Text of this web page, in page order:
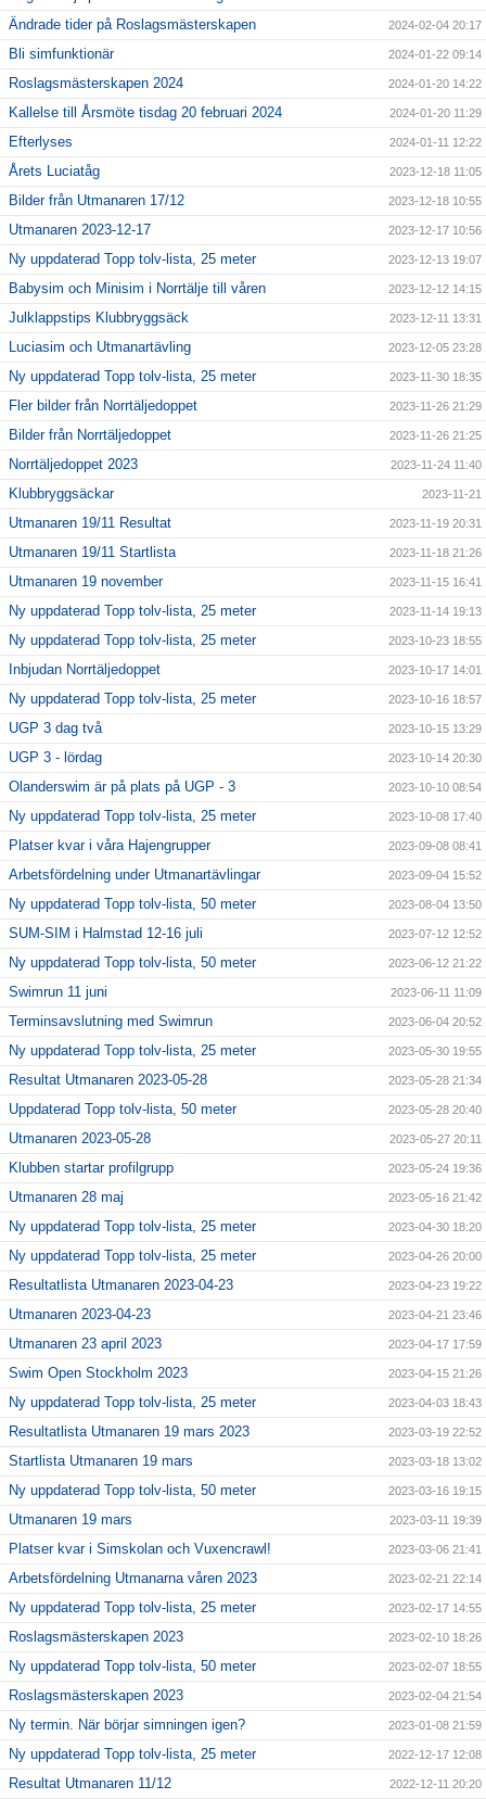
Ändrade tider på Roslagsmästerskapen 2024-02-04 20:17
Bli simfunktionär 2024-01-22 09:14
Roslagsmästerskapen 2024 2024-01-20 14:22
Kallelse till Årsmöte tisdag 20 februari 2024 2024-01-20 11:29
Efterlyses 2024-01-11 12:22
Årets Luciatåg 2023-12-18 11:05
Bilder från Utmanaren 17/12 2023-12-18 10:55
Utmanaren 2023-12-17 2023-12-17 10:56
Ny uppdaterad Topp tolv-lista, 25 meter 2023-12-13 19:07
Babysim och Minisim i Norrtälje till våren 2023-12-12 14:15
Julklappstips Klubbryggsäck 2023-12-11 13:31
Luciasim och Utmanartävling 2023-12-05 23:28
Ny uppdaterad Topp tolv-lista, 25 meter 2023-11-30 18:35
Fler bilder från Norrtäljedoppet 2023-11-26 21:29
Bilder från Norrtäljedoppet 2023-11-26 21:25
Norrtäljedoppet 2023 2023-11-24 11:40
Klubbryggsäckar 2023-11-21
Utmanaren 19/11 Resultat 2023-11-19 20:31
Utmanaren 19/11 Startlista 2023-11-18 21:26
Utmanaren 19 november 2023-11-15 16:41
Ny uppdaterad Topp tolv-lista, 25 meter 2023-11-14 19:13
Ny uppdaterad Topp tolv-lista, 25 meter 2023-10-23 18:55
Inbjudan Norrtäljedoppet 2023-10-17 14:01
Ny uppdaterad Topp tolv-lista, 25 meter 2023-10-16 18:57
UGP 3 dag två 2023-10-15 13:29
UGP 3 - lördag 2023-10-14 20:30
Olanderswim är på plats på UGP - 3 2023-10-10 08:54
Ny uppdaterad Topp tolv-lista, 25 meter 2023-10-08 17:40
Platser kvar i våra Hajengrupper 2023-09-08 08:41
Arbetsfördelning under Utmanartävlingar 2023-09-04 15:52
Ny uppdaterad Topp tolv-lista, 50 meter 2023-08-04 13:50
SUM-SIM i Halmstad 12-16 juli 2023-07-12 12:52
Ny uppdaterad Topp tolv-lista, 50 meter 2023-06-12 21:22
Swimrun 11 juni 2023-06-11 11:09
Terminsavslutning med Swimrun 2023-06-04 20:52
Ny uppdaterad Topp tolv-lista, 25 meter 2023-05-30 19:55
Resultat Utmanaren 2023-05-28 2023-05-28 21:34
Uppdaterad Topp tolv-lista, 50 meter 2023-05-28 20:40
Utmanaren 2023-05-28 2023-05-27 20:11
Klubben startar profilgrupp 2023-05-24 19:36
Utmanaren 28 maj 2023-05-16 21:42
Ny uppdaterad Topp tolv-lista, 25 meter 2023-04-30 18:20
Ny uppdaterad Topp tolv-lista, 25 meter 2023-04-26 20:00
Resultatlista Utmanaren 2023-04-23 2023-04-23 19:22
Utmanaren 2023-04-23 2023-04-21 23:46
Utmanaren 23 april 2023 2023-04-17 17:59
Swim Open Stockholm 2023 2023-04-15 21:26
Ny uppdaterad Topp tolv-lista, 25 meter 2023-04-03 18:43
Resultatlista Utmanaren 19 mars 2023 2023-03-19 22:52
Startlista Utmanaren 19 mars 2023-03-18 13:02
Ny uppdaterad Topp tolv-lista, 50 meter 2023-03-16 19:15
Utmanaren 19 mars 2023-03-11 19:39
Platser kvar i Simskolan och Vuxencrawl! 2023-03-06 21:41
Arbetsfördelning Utmanarna våren 2023 2023-02-21 22:14
Ny uppdaterad Topp tolv-lista, 25 meter 2023-02-17 14:55
Roslagsmästerskapen 2023 2023-02-10 18:26
Ny uppdaterad Topp tolv-lista, 50 meter 2023-02-07 18:55
Roslagsmästerskapen 2023 2023-02-04 21:54
Ny termin. När börjar simningen igen? 2023-01-08 21:59
Ny uppdaterad Topp tolv-lista, 25 meter 2022-12-17 12:08
Resultat Utmanaren 11/12 2022-12-11 20:20